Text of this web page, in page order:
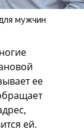
мужчин
ее
ей.